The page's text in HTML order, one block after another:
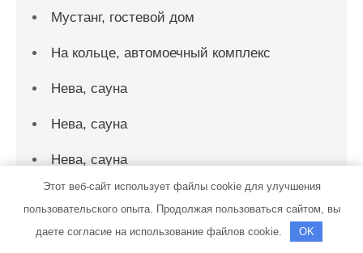
Мустанг, гостевой дом
На кольце, автомоечный комплекс
Нева, сауна
Нева, сауна
Нева, сауна
Нептун, комплекс бань и саун
Нептун, комплекс бань и саун
Этот веб-сайт использует файлы cookie для улучшения
пользовательского опыта. Продолжая пользоваться сайтом, вы
даете согласие на использование файлов cookie.
OK